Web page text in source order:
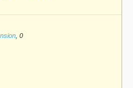
, 0